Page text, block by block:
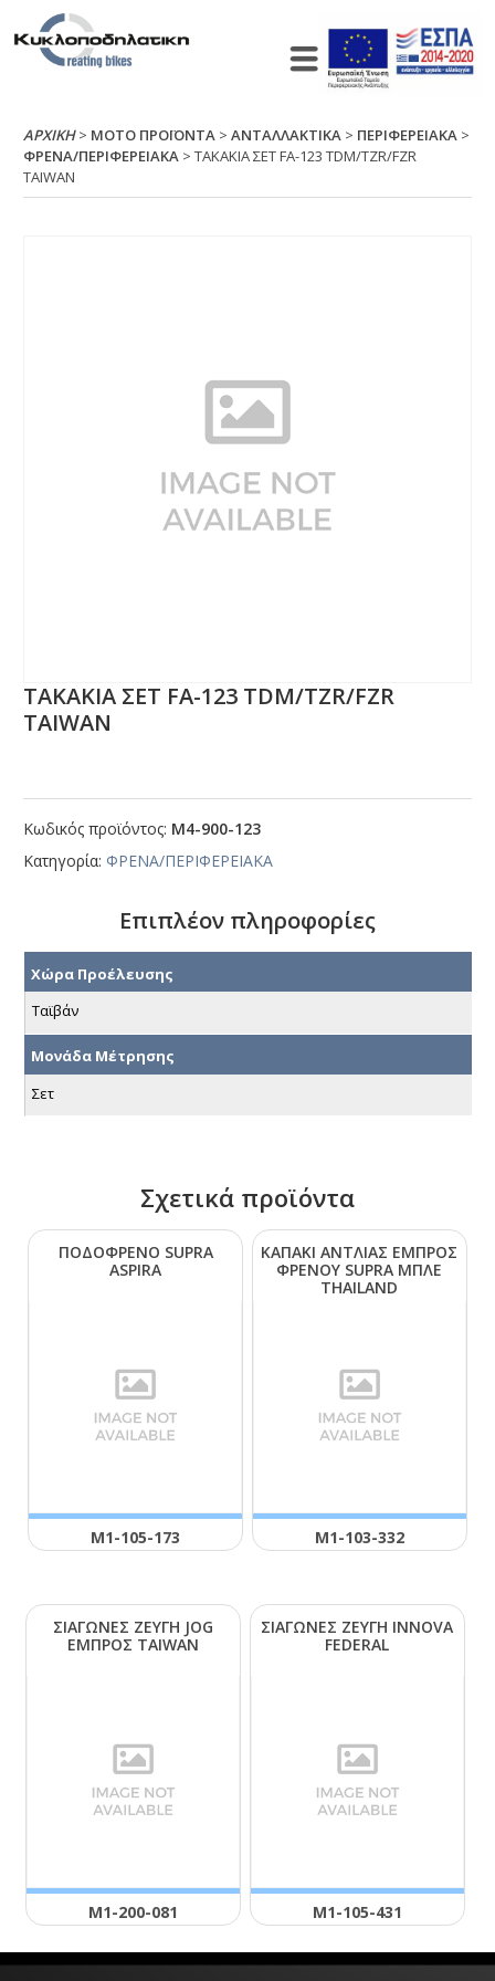
ΑΡΧΙΚΉ> ΜΟΤΟ ΠΡΟΪΟΝΤΑ >ΑΝΤΑΛΛΑΚΤΙΚΑ > ΠΕΡΙΦΕΡΕΙΑΚΑ >
ΦΡΕΝΑ/ΠΕΡΙΦΕΡΕΙΑΚΑ > ΤΑΚΑΚΙΑ ΣΕΤ FΑ-123 ΤDΜ/ΤΖR/FΖR
ΤΑΙWΑΝ
ΤΑΚΑΚΙΑ ΣΕΤ FΑ-123 ΤDΜ/ΤΖR/FΖR
ΤΑΙWΑΝ
Κωδικός προϊόντος: Μ4-900-123
Κατηγορία: ΦΡΕΝΑ/ΠΕΡΙΦΕΡΕΙΑΚΑ
Επιπλέον πληροφορίες
Χώρα Προέλευσης
Ταϊβάν
Μονάδα Μέτρησης
Σετ
Σχετικά προϊόντα
ΠΟΔΟΦΡΕΝΟ SUΡRΑ
ΑSΡΙRΑ
Μ1-105-173
ΚΑΠΑΚΙ ΑΝΤΛΙΑΣ ΕΜΠΡΟΣ
ΦΡΕΝΟΥ SUΡRΑ ΜΠΛΕ
ΤΗΑΙLΑΝD
Μ1-103-332
ΣΙΑΓΩΝΕΣ ΖΕΥΓΗ JΟG
ΕΜΠΡΟΣ ΤΑΙWΑΝ
Μ1-200-081
ΣΙΑΓΩΝΕΣ ΖΕΥΓΗ ΙΝΝΟVΑ
FΕDΕRΑL
Μ1-105-431